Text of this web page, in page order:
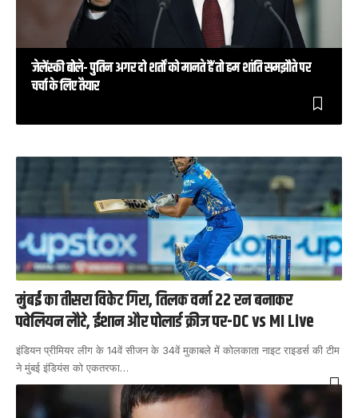
जेलेंस्की बोले- पुतिन अगर दो शर्तों को मानते हैं तो हम शांति समझौते पर
चर्चा के लिए तैयार
मुंबई का तीसरा विकेट गिरा, तिलक वर्मा 22 रन बनाकर
पवेलियन लौटे, ईशान और पोलार्ड क्रीज पर-DC vs MI Live
इंडियन प्रीमियर लीग के 14वें सीजन के 34वें मुकाबले में कोलकाता नाइट राइडर्स की टीम
ने मुंबई इंडियंस को एकतरफा…